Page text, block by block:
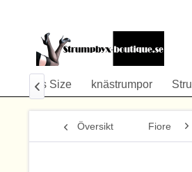
Plus Size knästrumpor

Översikt Fiore